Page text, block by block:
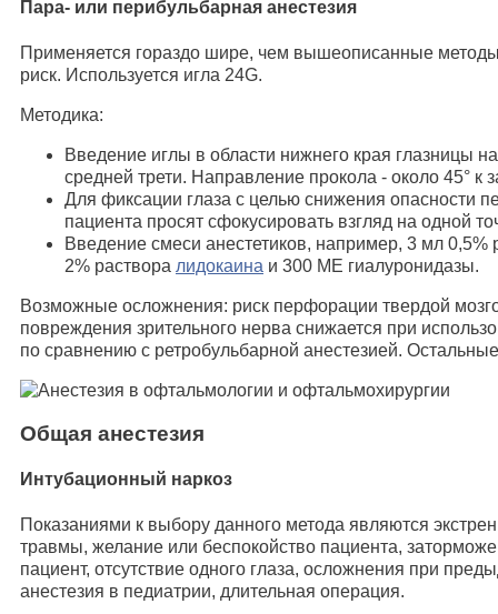
Пара- или перибульбарная анестезия
Применяется гораздо шире, чем вышеописанные
риск. Используется игла 24G.
Методика:
Введение иглы в области нижнего края глазницы
средней трети. Направление прокола - около 45° к
Для фиксации глаза с целью снижения опасности
пациента просят сфокусировать взгляд на одной
Введение смеси анестетиков, например, 3 мл 0,5%
2% раствора лидокаина и 300 МЕ гиалуронидазы.
Возможные осложнения: риск перфорации твердой
повреждения зрительного нерва снижается при
по сравнению с ретробульбарной анестезией.
Общая анестезия
Интубационный наркоз
Показаниями к выбору данного метода являются
травмы, желание или беспокойство пациента,
пациент, отсутствие одного глаза, осложнения при
анестезия в педиатрии, длительная операция.